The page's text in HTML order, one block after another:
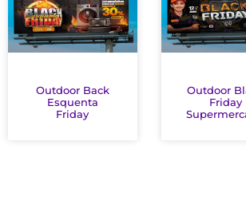
Outdoor Back
Esquenta
Friday
Outdoor
Friday